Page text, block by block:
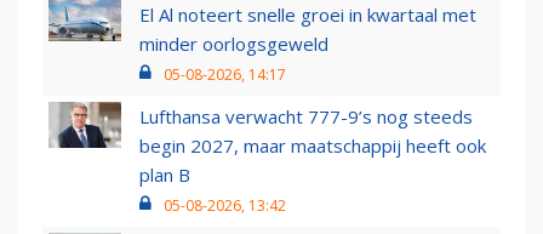
El Al noteert snelle groei in kwartaal met
minder oorlogsgeweld
05-08-2026, 14:17
Lufthansa verwacht 777-9’s nog steeds
begin 2027, maar maatschappij heeft ook
plan B
05-08-2026, 13:42